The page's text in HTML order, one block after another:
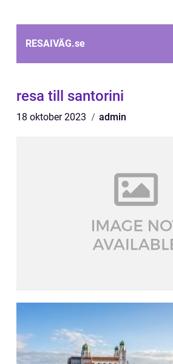
RESAIVÄG.se
resa till santorini
18 oktober 2023 admin